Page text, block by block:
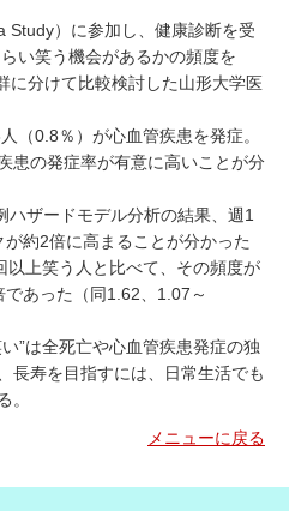
）に参加し、健康診断を受
い笑う機会があるかの頻度を
に分けて比較検討した山形大学医
0.8％）が心血管疾患を発症。
患の発症率が有意に高いことが分
ザードモデル分析の結果、週1
約2倍に高まることが分かった
上笑う人と比べて、その頻度が
あった（同1.62、1.07～
”は全死亡や心血管疾患発症の独
長寿を目指すには、日常生活でも
。
メニューに戻る